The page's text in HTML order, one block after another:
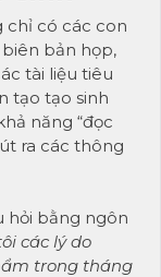
chỉ có các con
bản họp,
tài liệu tiêu
tạo tạo sinh
năng “đọc
ra các thông
hỏi bằng ngôn
các lý do
trong tháng